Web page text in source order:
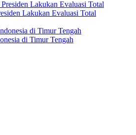
Lakukan Evaluasi Total
di Timur Tengah